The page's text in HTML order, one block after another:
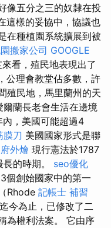
像五分之三的奴隸在投
這樣的妥協中，協議也
在種植園系統擴展到被
搬家公司 GOOGLE
看，殖民地表現出了
公理會教堂佔多數，許
殖民地，馬里蘭州的天
爾蘭長老會生活在邊境
，美國可能超過4
膜刀 美國國家形式是聯
外燴 現行憲法於1787
的時期。 seo優化
個創始國家中的第一
Rhode 記帳士 補習
今為止，已修改了二
為權利法案。 它由序